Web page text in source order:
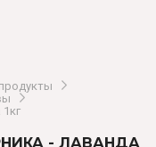
- ЛАВАНДА